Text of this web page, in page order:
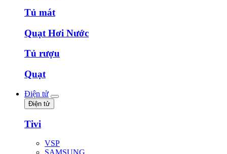
Tủ mát
Quạt Hơi Nước
Tủ rượu
Quạt
Điện tử
Điện tử
Tivi
VSP